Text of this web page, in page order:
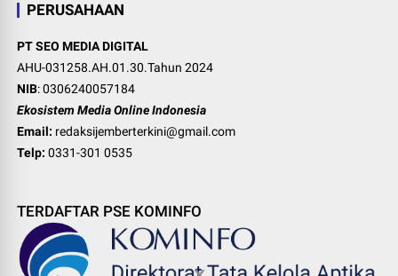
PERUSAHAAN
PT SEO MEDIA DIGITAL
AHU-031258.AH.01.30.Tahun 2024
NIB: 0306240057184
Ekosistem Media Online Indonesia
Email: redaksijemberterkini@gmail.com
Telp: 0331-301 0535
TERDAFTAR PSE KOMINFO